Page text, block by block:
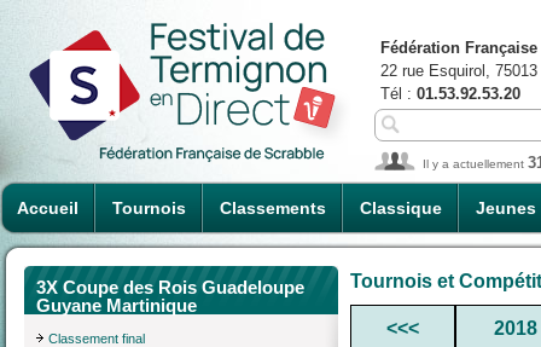
Accueil Tournois Classements Classique Jeunes
Fédération
22 rue Esquirol,
Tél : 01.53.92.53.20
Il y a actuellement
3X Coupe des Rois Guadeloupe
Guyane Martinique
Classement final
Tournois et
<<< 2018